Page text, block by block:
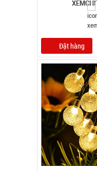
Đặt hàng